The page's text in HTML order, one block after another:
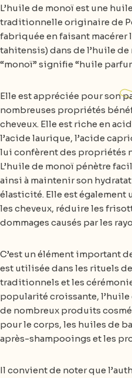
L’huile de monoï est une
traditionnelle originaire de
fabriquée en faisant macérer
tahitensis) dans de l’huile
“monoï” signifie “huile
Elle est appréciée pour son
nombreuses propriétés
cheveux. Elle est riche en
l’acide laurique, l’acide
lui confèrent des propriétés
L’huile de monoï pénètre
ainsi à maintenir son
élasticité. Elle est
les cheveux, réduire les
dommages causés par les
C’est un élément important
est utilisée dans les rituels
traditionnels et les
popularité croissante,
de nombreux produits
pour le corps, les huiles de
après-shampooings et les
Il convient de noter que